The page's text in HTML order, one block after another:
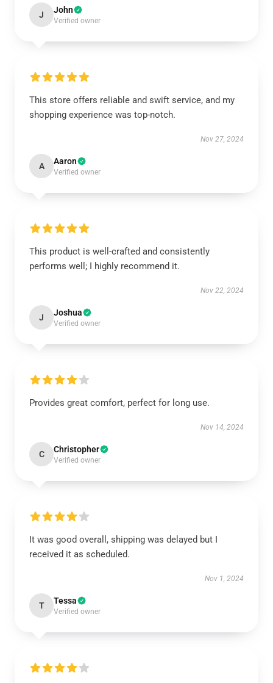
J John
Verified owner
This store offers reliable and swift service, and my
shopping experience was top-notch.
Nov 27, 2024
A Aaron
Verified owner
This product is well-crafted and consistently
performs well; I highly recommend it.
Nov 22, 2024
J Joshua
Verified owner
Provides great comfort, perfect for long use.
Nov 14, 2024
C Christopher
Verified owner
It was good overall, shipping was delayed but I
received it as scheduled.
Nov 1, 2024
T Tessa
Verified owner